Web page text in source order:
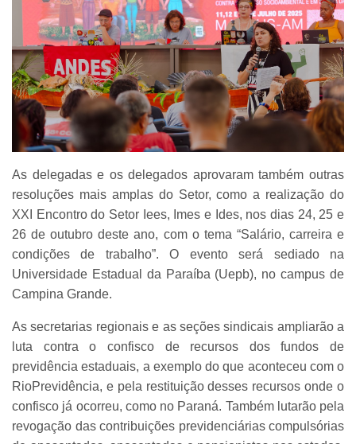
As delegadas e os delegados aprovaram também outras
resoluções mais amplas do Setor, como a realização do
XXI Encontro do Setor Iees, Imes e Ides, nos dias 24, 25 e
26 de outubro deste ano, com o tema “Salário, carreira e
condições de trabalho”. O evento será sediado na
Universidade Estadual da Paraíba (Uepb), no campus de
Campina Grande.
As secretarias regionais e as seções sindicais ampliarão a
luta contra o confisco de recursos dos fundos de
previdência estaduais, a exemplo do que aconteceu com o
RioPrevidência, e pela restituição desses recursos onde o
confisco já ocorreu, como no Paraná. Também lutarão pela
revogação das contribuições previdenciárias compulsórias